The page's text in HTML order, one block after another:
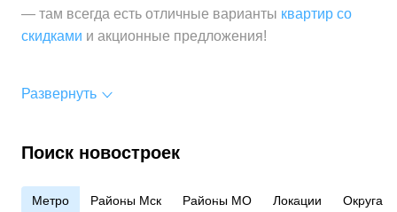
— там всегда есть отличные варианты квартир со
скидками и акционные предложения!
Развернуть
Поиск новостроек
Метро Районы Мск Районы МО Локации Округа